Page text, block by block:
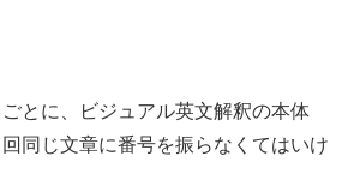
とに、ビジュアル英文解釈の本体
同じ文章に番号を振らなくてはいけ